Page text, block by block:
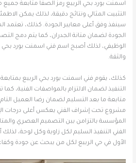
اسمنت بورد بحي الربيع رمز الصفا متابعة جميع
التثبيت المثالي ونتائج دقيقة، لذلك يمكن
سينفذ وفق أعلى معايير الجودة. كذلك، تعتمد
الجودة لضمان متانة الجدران، كما يتم دمج
الوظيفي، لذلك أصبح اسم فني اسمنت بورد بحي
والثقة.
كذلك، يقوم فني اسمنت بورد بحي الربيع
التنفيذ لضمان الالتزام بالمواصفات الفنية،
متابعة ما بعد التسليم لضمان رضا العميل
مشروع تحت إشراف الفني يعكس أعلى درجات
المؤسسة بالتزامن بين التصميم العصري
الفني التنفيذ السليم لكل زاوية وكل لوحة،
الأول في حي الربيع لكل من يبحث عن جودة